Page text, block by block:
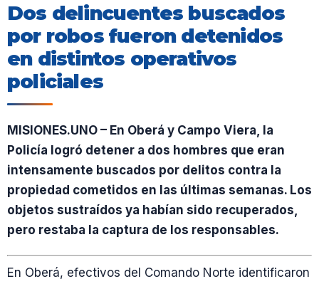
Dos delincuentes buscados
por robos fueron detenidos
en distintos operativos
policiales
MISIONES.UNO – En Oberá y Campo Viera, la
Policía logró detener a dos hombres que eran
intensamente buscados por delitos contra la
propiedad cometidos en las últimas semanas. Los
objetos sustraídos ya habían sido recuperados,
pero restaba la captura de los responsables.
En Oberá, efectivos del Comando Norte identificaron